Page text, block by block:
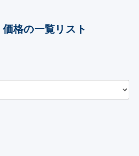
格の一覧リスト